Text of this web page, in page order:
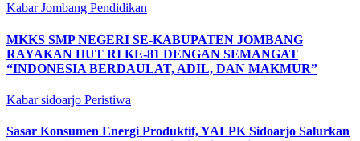
Kabar Jombang Pendidikan
MKKS SMP NEGERI SE-KABUPATEN JOMBANG
RAYAKAN HUT RI KE-81 DENGAN SEMANGAT
“INDONESIA BERDAULAT, ADIL, DAN MAKMUR”
Kabar sidoarjo Peristiwa
Sasar Konsumen Energi Produktif, YALPK Sidoarjo Salurkan